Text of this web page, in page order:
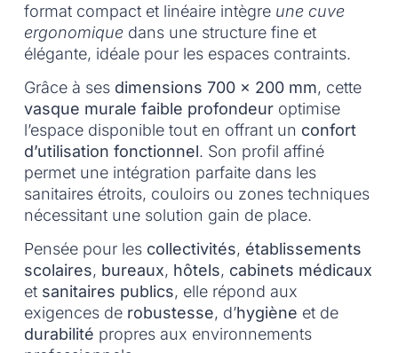
format compact et linéaire intègre une cuve
ergonomiquedans une structure fine et
élégante, idéale pour les espaces contraints.
Grâce à ses dimensions 700 x 200 mm, cette
vasque murale faible profondeuroptimise
l’espace disponible tout en offrant un confort
d’utilisation fonctionnel. Son profil affiné
permet une intégration parfaite dans les
sanitaires étroits, couloirs ou zones techniques
nécessitant une solution gain de place.
Pensée pour les collectivités, établissements
scolaires, bureaux, hôtels, cabinets médicaux
et sanitaires publics, elle répond aux
exigences de robustesse, d’hygiène et de
durabilité propres aux environnements